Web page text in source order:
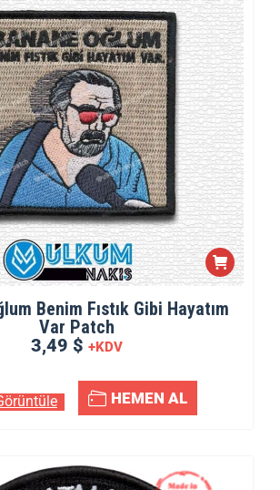
Benim Fıstık Gibi Hayatım
Var Patch
3,49 $ +KDV
HEMEN AL